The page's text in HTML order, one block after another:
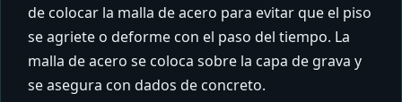
de colocar la malla de acero para evitar que el piso
se agriete o deforme con el paso del tiempo. La
malla de acero se coloca sobre la capa de grava y
se asegura con dados de concreto.